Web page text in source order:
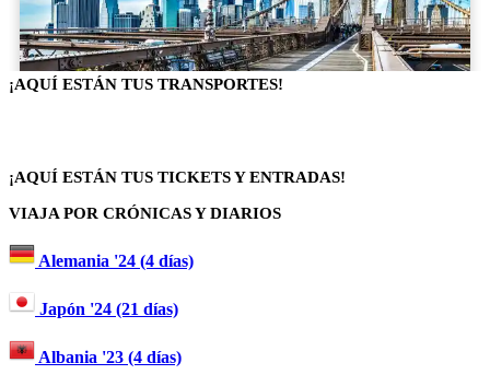
¡AQUÍ ESTÁN TUS TRANSPORTES!
¡AQUÍ ESTÁN TUS TICKETS Y ENTRADAS!
VIAJA POR CRÓNICAS Y DIARIOS
Alemania '24 (4 días)
Japón '24 (21 días)
Albania '23 (4 días)